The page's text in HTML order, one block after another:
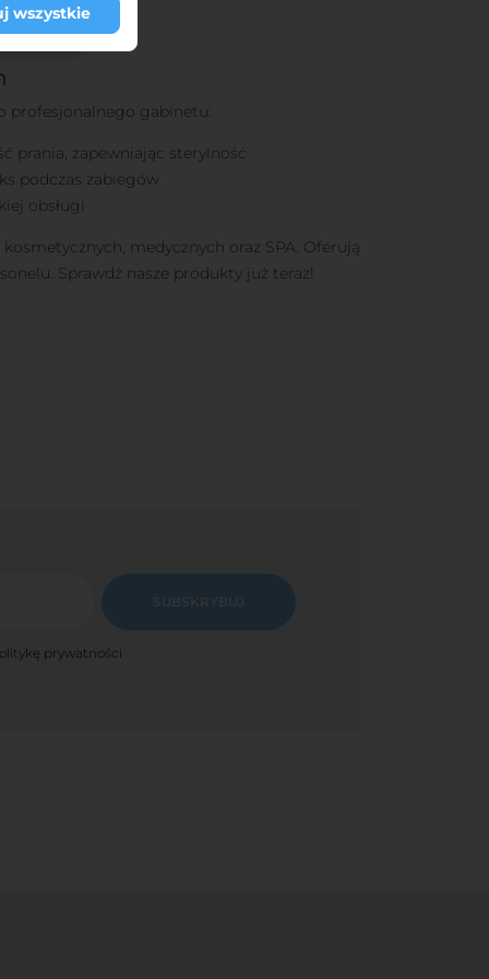
sylwetek
i praktyczne
profesjonalnego gabinetu:
prania, zapewniając sterylność
podczas zabiegów
obsługi
medycznych oraz SPA. Oferują
Sprawdź nasze produkty już teraz!
SUBSKRYBUJ
prywatności
wszystkie